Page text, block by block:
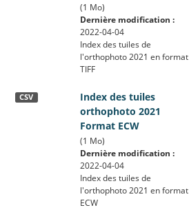
(1 Mo)
Dernière modification :
2022-04-04
Index des tuiles de
l'orthophoto 2021 en format
TIFF
Index des tuiles
orthophoto 2021
Format ECW
CSV
(1 Mo)
Dernière modification :
2022-04-04
Index des tuiles de
l'orthophoto 2021 en format
ECW